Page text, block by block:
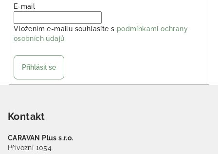
E-mail
Vložením e-mailu souhlasíte s podmínkami ochrany
osobních údajů
Přihlásit se
Kontakt
CARAVAN Plus s.r.o.
Přívozní 1054